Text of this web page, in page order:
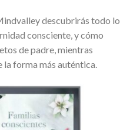
descubrirás todo lo
consciente, y cómo
de padre, mientras
la forma más auténtica.